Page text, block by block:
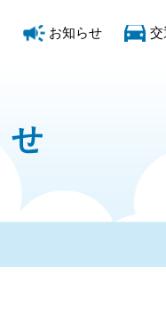
交
お知らせ